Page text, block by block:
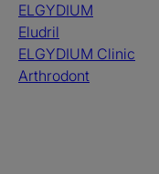
ELGYDIUM
Eludril
ELGYDIUM Clinic
Arthrodont